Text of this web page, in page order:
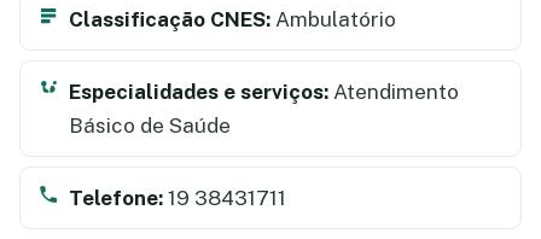
Classificação CNES: Ambulatório
Especialidades e serviços: Atendimento
Básico de Saúde
Telefone: 19 38431711